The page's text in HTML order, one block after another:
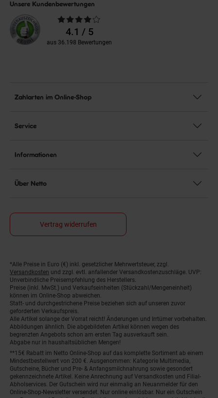
Unsere Kundenbewertungen
Durchschnittliche
Bewertungen4.1 / 5
aus 36.198 Bewertungen
Zahlarten im Online-Shop
Service
Informationen
Über Netto
Vertrag widerrufen
Fußnoten
*Alle Preise in Euro (€) inkl. gesetzlicher Mehrwertsteuer, zzgl.
Versandkosten und zzgl. evtl. anfallender Versandkostenzuschläge. UVP:
Unverbindliche Preisempfehlung des Herstellers.
Preise (inkl. MwSt.) und Verkaufseinheiten (Stückzahl/Mengeneinheit)
können im Online-Shop abweichen.
Statt- und durchgestrichene Preise beziehen sich auf unseren zuvor
geforderten Verkaufspreis.
Alle Artikel solange der Vorrat reicht! Änderungen und Irrtümer vorbehalten.
Abbildungen ähnlich. Die abgebildeten Artikel können wegen des
begrenzten Angebots schon am ersten Tag ausverkauft sein.
Abgabe nur in haushaltsüblichen Mengen!
**15€ Rabatt im Netto Online-Shop auf das komplette Sortiment ab einem
Mindestbestellwert von 200 €. Ausgenommen: Kategorie Multimedia,
Gutscheine, Bücher und Pre- & Anfangsmilchnahrung sowie gesondert
gekennzeichnete Artikel. Keine Anrechnung auf Versandkosten und Filial-
Abholservices. Der Gutschein wird nur einmalig an Neuanmelder für den
Online-Shop-Newsletter versendet. Nur online einlösbar. Nur ein Gutschein